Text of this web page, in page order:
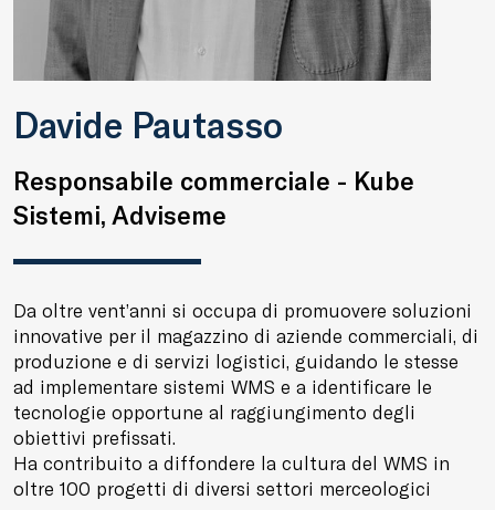
Davide Pautasso
Responsabile commerciale - Kube
Sistemi, Adviseme
Da oltre vent’anni si occupa di promuovere soluzioni
innovative per il magazzino di aziende commerciali, di
produzione e di servizi logistici, guidando le stesse
ad implementare sistemi WMS e a identificare le
tecnologie opportune al raggiungimento degli
obiettivi prefissati.
Ha contribuito a diffondere la cultura del WMS in
oltre 100 progetti di diversi settori merceologici